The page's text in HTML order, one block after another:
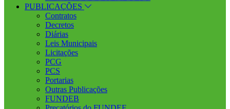
PUBLICAÇÕES
Contratos
Decretos
Diárias
Leis Municipais
Licitações
PCG
PCS
Portarias
Outras Publicações
FUNDEB